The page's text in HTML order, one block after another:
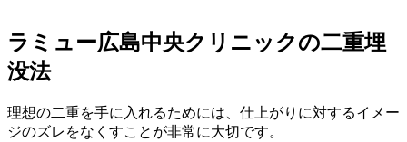
ラミュー広島中央クリニックの二重埋
没法
理想の二重を手に入れるためには、仕上がりに対するイメー
ジのズレをなくすことが非常に大切です。